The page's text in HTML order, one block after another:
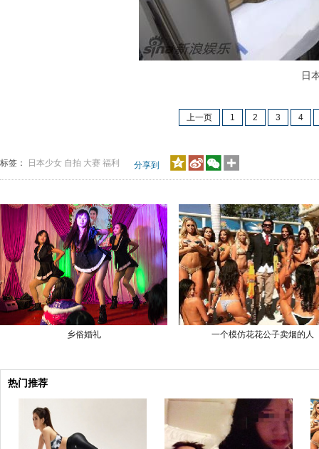
日本
上一页 1 2 3 4
标签： 日本少女 自拍 大赛 福利 分享到
乡俗婚礼 一个模仿花花公子卖烟的人
热门推荐